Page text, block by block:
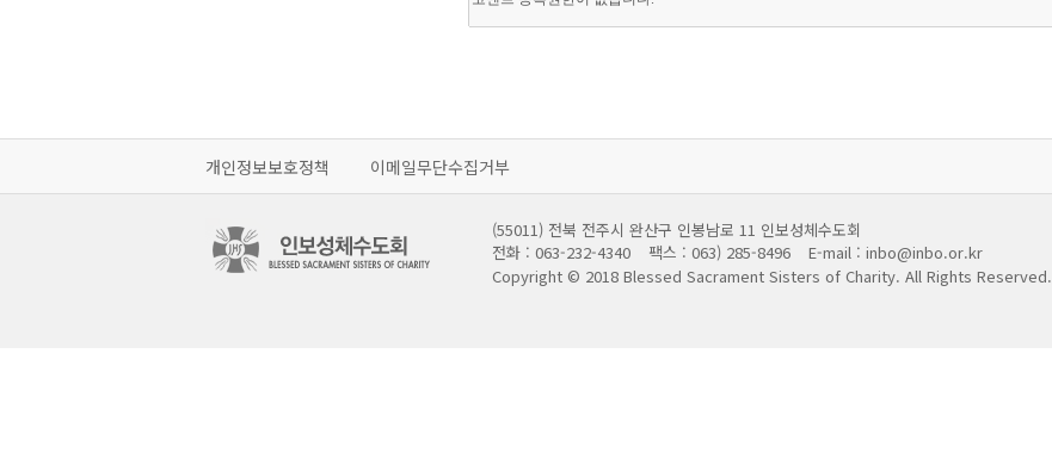
개인정보보호정책 이메일무단수집거부
(55011) 전북 전주시 완산구 인봉남로 11 인보성체수도회
전화 : 063-232-4340
팩스 : 063) 285-8496
E-mail : inbo@inbo.or.kr
Copyright © 2018 Blessed Sacrament Sisters of Charity. All Rights Reserved.